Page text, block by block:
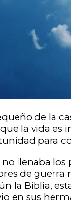
de la
la vida es
para
llenaba
de guerra
la Biblia,
en sus